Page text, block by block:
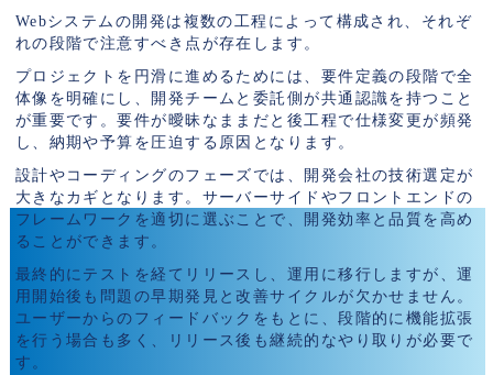
Webシステムの開発は複数の工程によって構成され、それぞ
れの段階で注意すべき点が存在します。
プロジェクトを円滑に進めるためには、要件定義の段階で全
体像を明確にし、開発チームと委託側が共通認識を持つこと
が重要です。要件が曖昧なままだと後工程で仕様変更が頻発
し、納期や予算を圧迫する原因となります。
設計やコーディングのフェーズでは、開発会社の技術選定が
大きなカギとなります。サーバーサイドやフロントエンドの
フレームワークを適切に選ぶことで、開発効率と品質を高め
ることができます。
最終的にテストを経てリリースし、運用に移行しますが、運
用開始後も問題の早期発見と改善サイクルが欠かせません。
ユーザーからのフィードバックをもとに、段階的に機能拡張
を行う場合も多く、リリース後も継続的なやり取りが必要で
す。